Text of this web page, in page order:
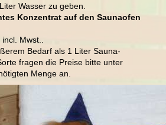
Wasser zu geben.
Konzentrat auf den Saunaofen
Mwst..
Bedarf als 1 Liter Sauna-
fragen die Preise bitte unter
Menge an.